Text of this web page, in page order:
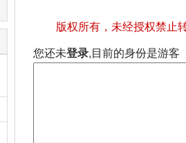
版权所有，未经授权禁止
您还未登录,目前的身份是游客